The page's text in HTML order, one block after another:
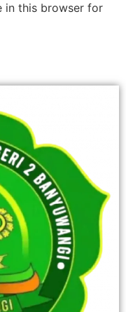
in this browser for